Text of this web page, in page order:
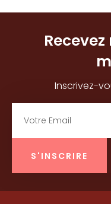
Inscrivez-
S'INSCRIRE